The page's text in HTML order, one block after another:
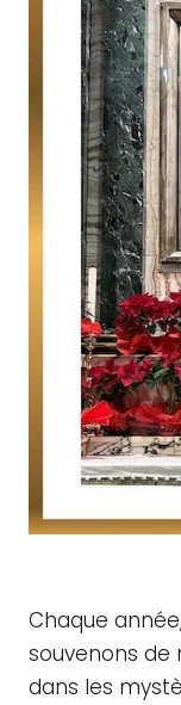
Chaque
souvenons de
dans les